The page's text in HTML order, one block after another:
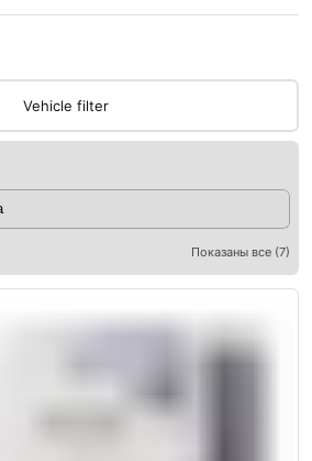
Vehicle filter
Показаны все (7)